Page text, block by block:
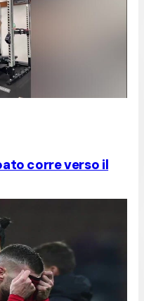
corre verso il